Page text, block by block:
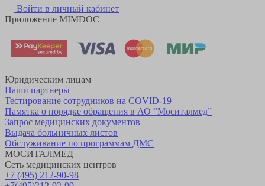
Войти в личный кабинет
Приложение MIMDOC
Юридическим лицам
Наши партнеры
Тестирование сотрудников на COVID-19
Памятка о порядке обращения в АО “Моситалмед”
Запрос медицинских документов
Выдача больничных листов
Обслуживание по программам ДМС
МОСИТАЛМЕД
Сеть медицинских центров
+7 (495) 212-90-98